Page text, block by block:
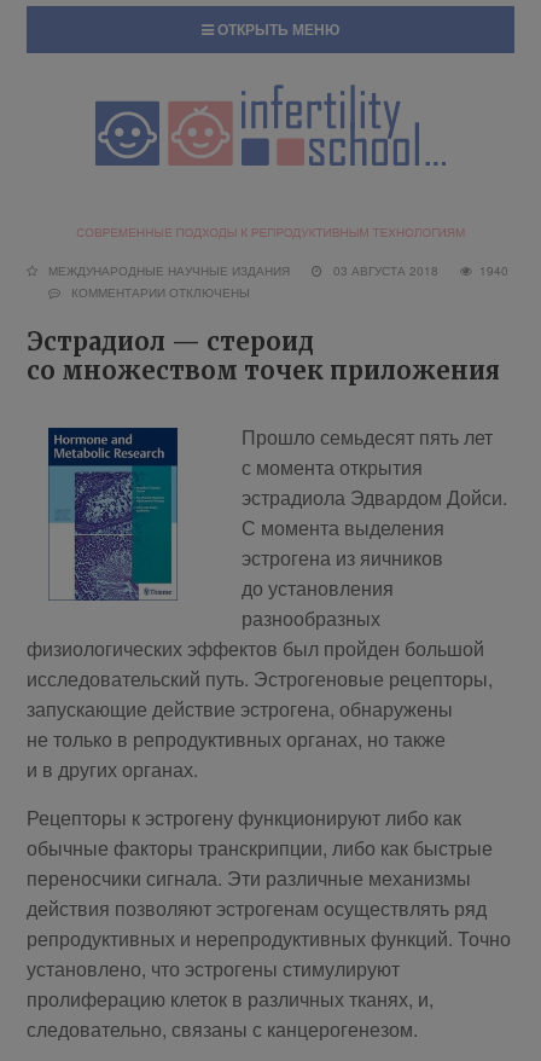
ОТКРЫТЬ МЕНЮ
МЕЖДУНАРОДНЫЕ НАУЧНЫЕ ИЗДАНИЯ 03 АВГУСТА 2018
1940
КОММЕНТАРИИ ОТКЛЮЧЕНЫ
Эстрадиол — стероид
со множеством точек приложения
Прошло семьдесят пять лет
с момента открытия
эстрадиола Эдвардом Дойси.
С момента выделения
эстрогена из яичников
до установления
разнообразных
физиологических эффектов был пройден большой
исследовательский путь. Эстрогеновые рецепторы,
запускающие действие эстрогена, обнаружены
не только в репродуктивных органах, но также
и в других органах.
Рецепторы к эстрогену функционируют либо как
обычные факторы транскрипции, либо как быстрые
переносчики сигнала. Эти различные механизмы
действия позволяют эстрогенам осуществлять ряд
репродуктивных и нерепродуктивных функций. Точно
установлено, что эстрогены стимулируют
пролиферацию клеток в различных тканях, и,
следовательно, связаны с канцерогенезом.